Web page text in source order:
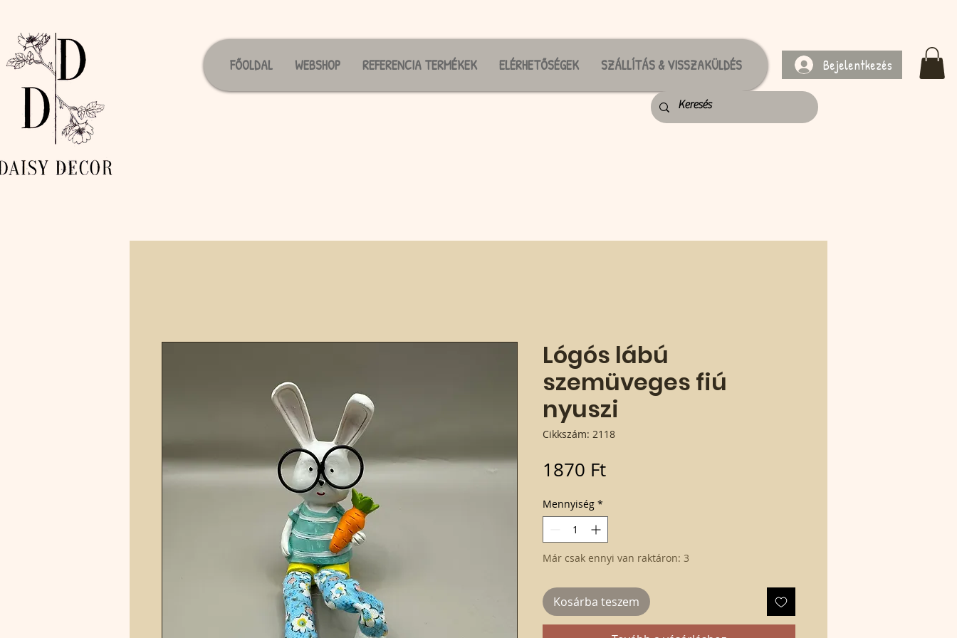
FŐOLDAL WEBSHOP REFERENCIA TERMÉKEK ELÉRHETŐSÉGEK SZÁLLÍTÁS & VISSZAKÜLDÉS Bejelentkezés
Lógós lábú
szemüveges fiú
nyuszi
Cikkszám: 2118
1870 FtÁr
Mennyiség *
Már csak ennyi van raktáron: 3
Kosárba teszem